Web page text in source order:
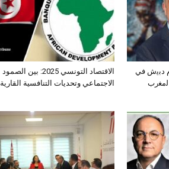
الاقتصاد التونسي 2025: بين الصمود
الاجتماعي وتحديات التنافسية القارية
دﺑﯾش ﻓﻲ